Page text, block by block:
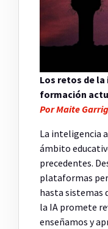
Los retos de
formación
Por Maite
La inteligencia
ámbito
precedentes.
plataformas
hasta sistemas
la IA promete
enseñamos y